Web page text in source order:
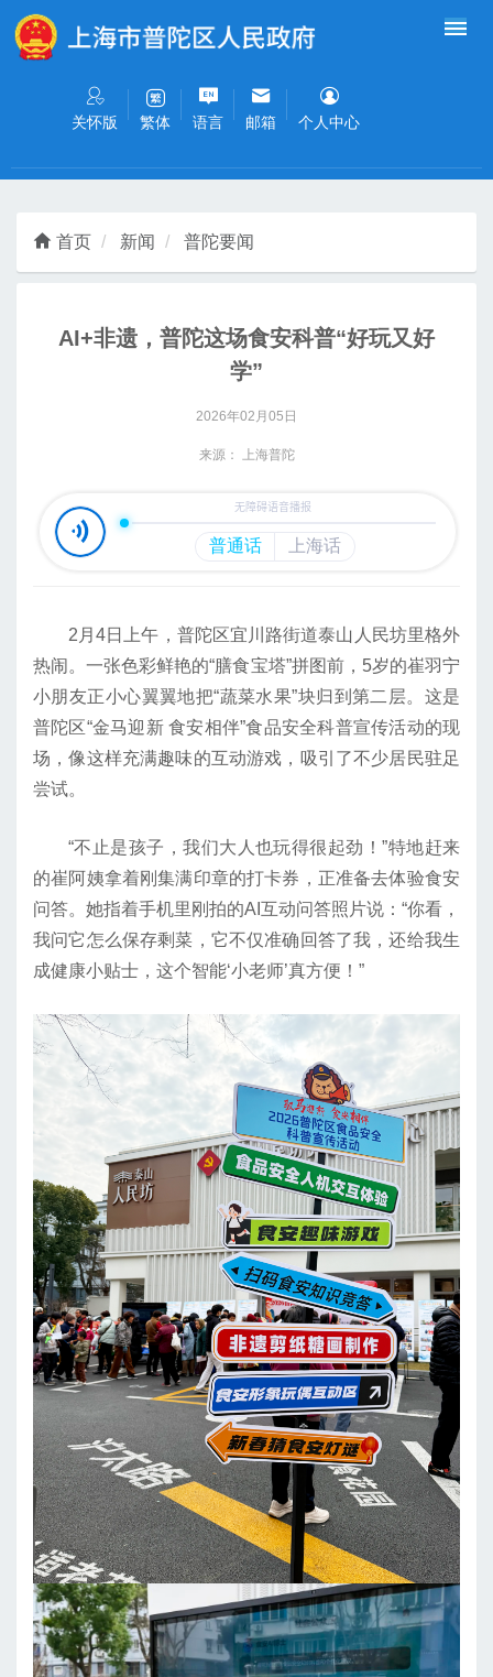
无障碍操作说明
关怀版 繁体 语言 邮箱 个人中心
首页 新闻 普陀要闻
AI+非遗，普陀这场食安科普“好玩又好
学”
2026年02月05日
来源： 上海普陀
2月4日上午，普陀区宜川路街道泰山人民坊里格外
热闹。一张色彩鲜艳的“膳食宝塔”拼图前，5岁的崔羽宁
小朋友正小心翼翼地把“蔬菜水果”块归到第二层。这是
普陀区“金马迎新 食安相伴”食品安全科普宣传活动的现
场，像这样充满趣味的互动游戏，吸引了不少居民驻足
尝试。
“不止是孩子，我们大人也玩得很起劲！”特地赶来
的崔阿姨拿着刚集满印章的打卡券，正准备去体验食安
问答。她指着手机里刚拍的AI互动问答照片说：“你看，
我问它怎么保存剩菜，它不仅准确回答了我，还给我生
成健康小贴士，这个智能‘小老师’真方便！”